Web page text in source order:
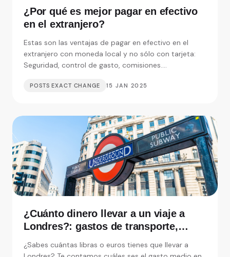
¿Por qué es mejor pagar en efectivo
en el extranjero?
Estas son las ventajas de pagar en efectivo en el
extranjero con moneda local y no sólo con tarjeta:
Seguridad, control de gasto, comisiones....
POSTS EXACT CHANGE 15 JAN 2025
¿Cuánto dinero llevar a un viaje a
Londres?: gastos de transporte,
¿Sabes cuántas libras o euros tienes que llevar a